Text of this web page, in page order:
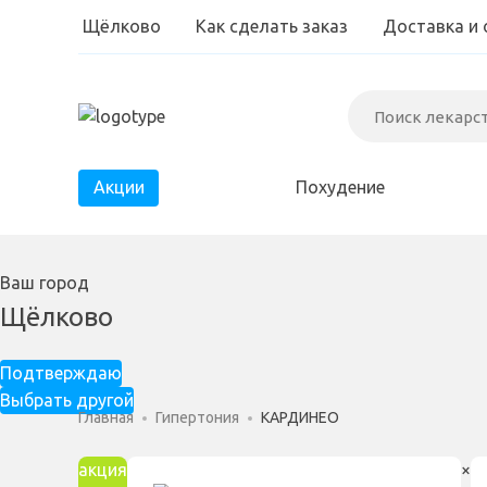
Щёлково Как сделать заказ Доставка и
Акции Похудение
Ваш город
Щёлково
Подтверждаю
Выбрать другой
Главная Гипертония КАРДИНЕО
акция ×